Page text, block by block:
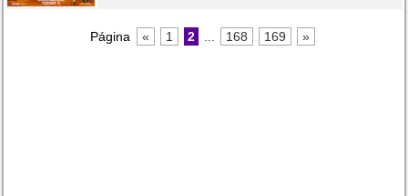
Página « 1 2 168 169 »